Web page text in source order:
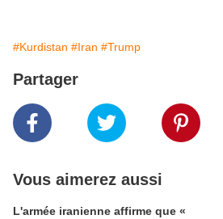
#Kurdistan #Iran #Trump
Partager
Vous aimerez aussi
L'armée iranienne affirme que «